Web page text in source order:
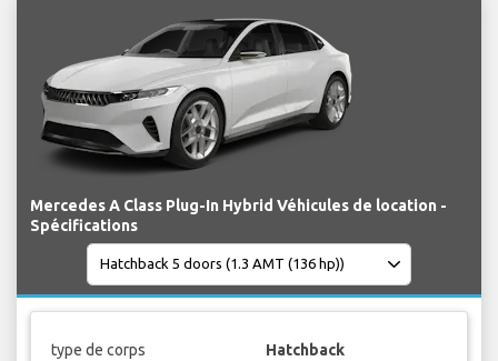
Mercedes A Class Plug-In Hybrid Véhicules de location -
Spécifications
type de corps Hatchback